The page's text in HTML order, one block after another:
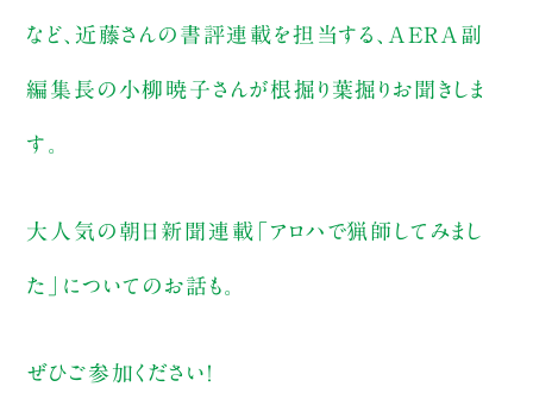
など、近藤さんの書評連載を担当する、AERA副
編集長の小柳暁子さんが根掘り葉掘りお聞きしま
す。
大人気の朝日新聞連載「アロハで猟師してみまし
た」についてのお話も。
ぜひご参加ください！